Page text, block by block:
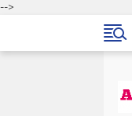
-->